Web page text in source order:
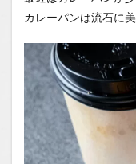
カレーパンは流石に